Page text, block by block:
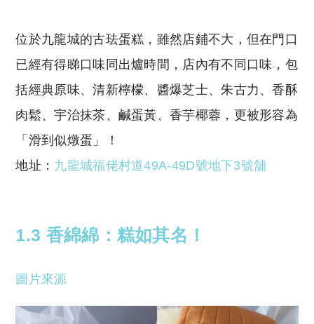
位於九龍城的古珐蛋糕，雖然店鋪不大，但在門口
已經有得睇口味同出爐時間，店內有不同口味，包
括經典原味、清新檸檬、醬爆芝士、朱古力、香酥
肉鬆、宇治抹茶、鹹蛋黃、香芋椰蓉，更被形容為
「滑到似燉蛋」！
地址： 九龍城福佬村道49A-49D號地下3號舖
1.3 香綿綿：糕如其名！
圖片來源